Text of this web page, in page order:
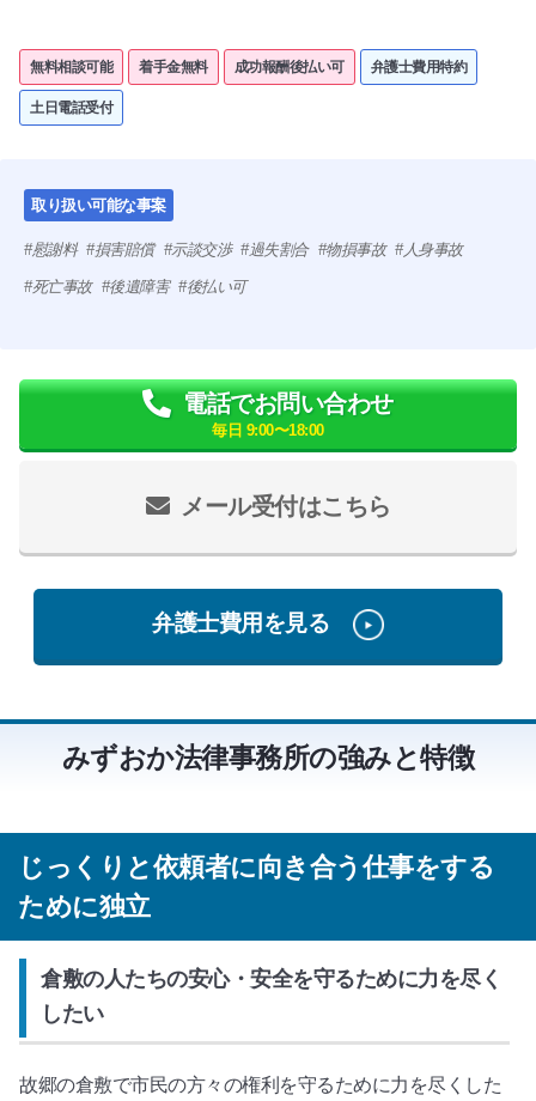
無料相談可能 着手金無料 成功報酬後払い可 弁護士費用特約
土日電話受付
取り扱い可能な事案
慰謝料 損害賠償 示談交渉 過失割合 物損事故 人身事故
死亡事故 後遺障害 後払い可
メール受付はこちら
電話でお問い合わせ
毎日 9:00〜18:00
弁護士費用を見る
みずおか法律事務所の強みと特徴
じっくりと依頼者に向き合う仕事をする
ために独立
倉敷の人たちの安心・安全を守るために力を尽く
したい
故郷の倉敷で市民の方々の権利を守るために力を尽くした